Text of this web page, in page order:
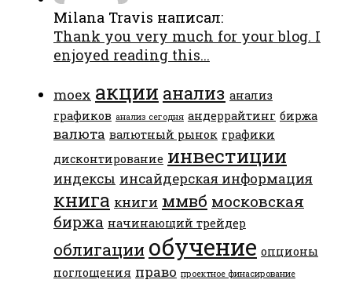
Milana Travis написал:
Thank you very much for your blog. I
enjoyed reading this...
moex акции анализ анализ
графиков анализ сегодня андеррайтинг биржа
валюта валютный рынок графики
дисконтирование инвестиции
индексы инсайдерская информация
книга книги ммвб московская
биржа начинающий трейдер
облигации обучение опционы
поглощения право проектное финасирование